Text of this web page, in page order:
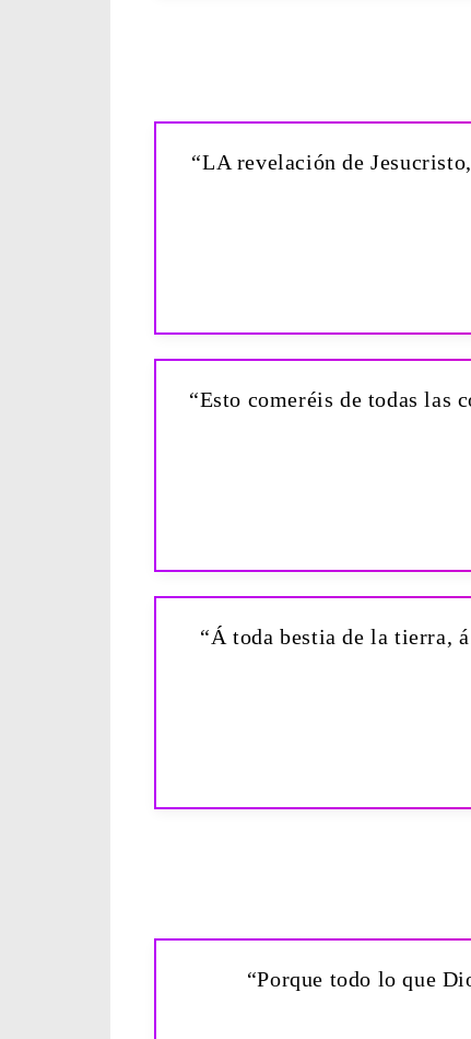
“LA revelación de
“Esto comeréis de todas las
“Á toda bestia de la tierra,
“Porque todo lo que